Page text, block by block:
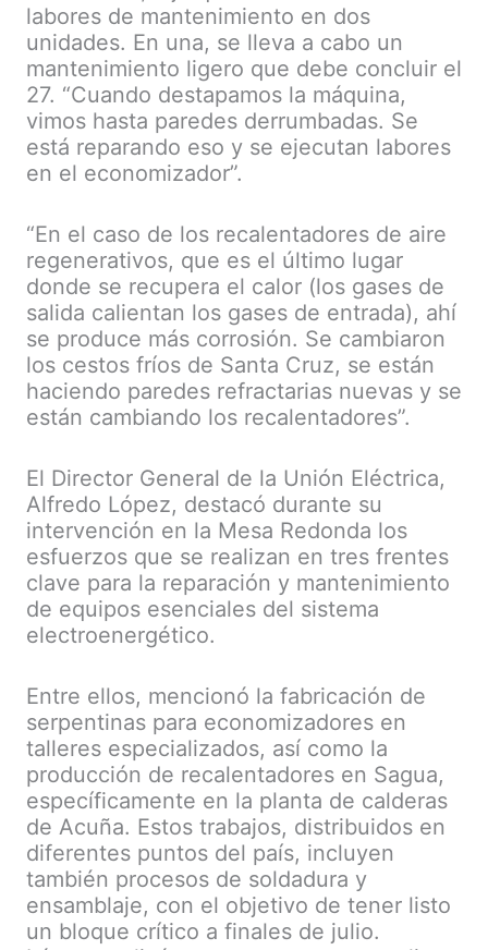
labores de mantenimiento en dos
unidades. En una, se lleva a cabo un
mantenimiento ligero que debe concluir el
27. “Cuando destapamos la máquina,
vimos hasta paredes derrumbadas. Se
está reparando eso y se ejecutan labores
en el economizador”.
“En el caso de los recalentadores de aire
regenerativos, que es el último lugar
donde se recupera el calor (los gases de
salida calientan los gases de entrada), ahí
se produce más corrosión. Se cambiaron
los cestos fríos de Santa Cruz, se están
haciendo paredes refractarias nuevas y se
están cambiando los recalentadores”.
El Director General de la Unión Eléctrica,
Alfredo López, destacó durante su
intervención en la Mesa Redonda los
esfuerzos que se realizan en tres frentes
clave para la reparación y mantenimiento
de equipos esenciales del sistema
electroenergético.
Entre ellos, mencionó la fabricación de
serpentinas para economizadores en
talleres especializados, así como la
producción de recalentadores en Sagua,
específicamente en la planta de calderas
de Acuña. Estos trabajos, distribuidos en
diferentes puntos del país, incluyen
también procesos de soldadura y
ensamblaje, con el objetivo de tener listo
un bloque crítico a finales de julio.